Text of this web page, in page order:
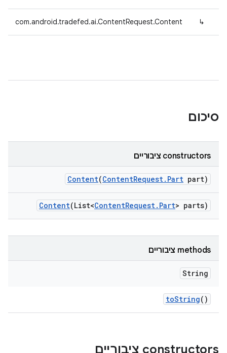
↳
com.android.tradefed.ai.ContentRequest.Content
סיכום
‫constructors ציבוריים
Content(ContentRequest. Part part)
Content(List<ContentRequest. Part> parts)
‫methods ציבוריים
String
toString()
‫constructors ציבוריים